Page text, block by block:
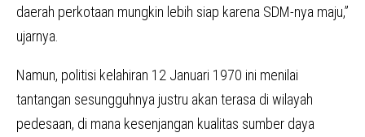
daerah perkotaan mungkin lebih siap karena SDM-nya maju,”
ujarnya.
Namun, politisi kelahiran 12 Januari 1970 ini menilai
tantangan sesungguhnya justru akan terasa di wilayah
pedesaan, di mana kesenjangan kualitas sumber daya